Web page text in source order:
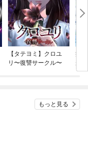
【タテヨミ】クロユ
リ〜復讐サークル〜
病
が
ぎ
もっと見る